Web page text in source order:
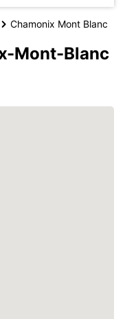
Chamonix Mont Blanc
Mont-Blanc